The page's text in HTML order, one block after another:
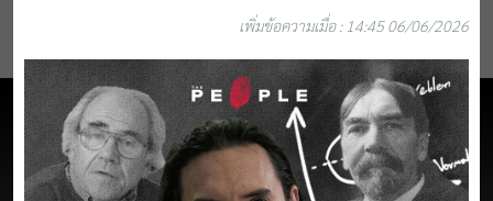
เพิ่มข้อความเมื่อ : 14:45 06/06/2026